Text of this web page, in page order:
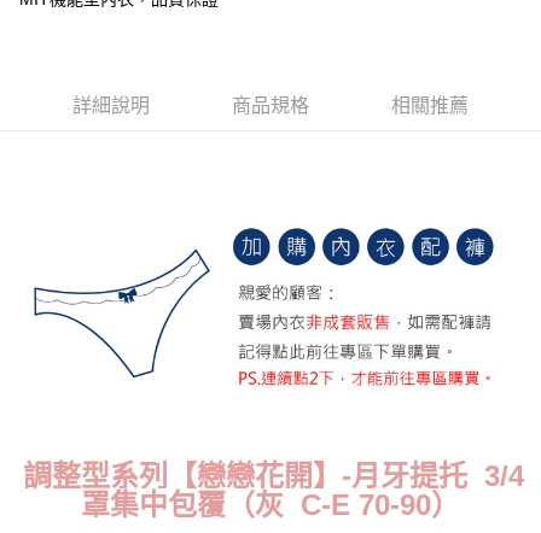
每筆NT$70，滿NT$799(含以上)免運費
每筆NT$70，滿NT$799(含以上)免運費
付款後萊爾富取貨
每筆NT$70，滿NT$799(含以上)免運費
付款後7-11取貨
每筆NT$70，滿NT$799(含以上)免運費
詳細說明 商品規格 相關推薦
調整型系列【戀戀花開】-月牙提托 3/4
罩集中包覆（灰 C-E 70-90）